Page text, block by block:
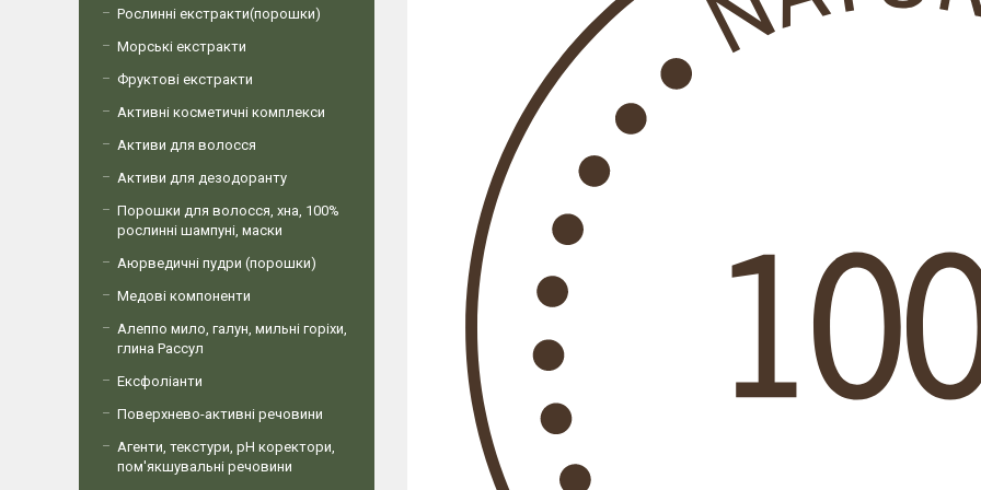
Рослинні екстракти(порошки)
Морські екстракти
Фруктові екстракти
Активні косметичні комплекси
Активи для волосся
Активи для дезодоранту
Порошки для волосся, хна, 100%
рослинні шампуні, маски
Аюрведичні пудри (порошки)
Медові компоненти
Алеппо мило, галун, мильні горіхи,
глина Рассул
Ексфоліанти
Поверхнево-активні речовини
Агенти, текстури, рН коректори,
пом'якшувальні речовини